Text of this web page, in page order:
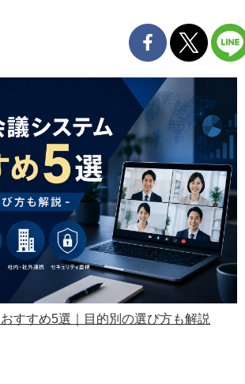
すすめ5選｜目的別の選び方も解説